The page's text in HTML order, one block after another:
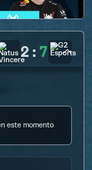
2 : 7
este momento